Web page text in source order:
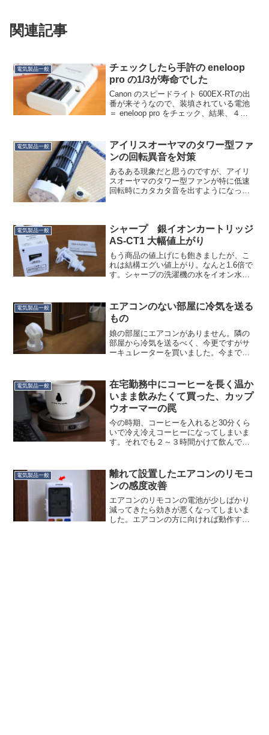
関連記事
電気製品一般
チェックしたら手許の eneloop
pro の1/3が寿命でした
Canon のスピードライト 600EX-RTの出
番が来そうなので、装填されている電池
＝ eneloop pro をチェック、結果、４本
命を迎える頃か…と...
電気製品一般
アイリスオーヤマのタワー型ファ
ンの回転異音を対策
あるある現象だと思うのですが、アイリ
スオーヤマのタワー型ファンが特に低速
回転時にカタカタ音を出すようになった
が、ゴムブッシュであるだけ...
電気製品一般
シャープ 銀イオンカートリッジ
AS-CT1 大幅値上がり
もう商品の値上げにも飽きましたが、こ
れは結構エグい値上がり。なんと1.6倍で
す。シャープの洗濯機の水をイオン水に
が…。昨年４月→3,140円今年７月
→5,030円（160%...
電気製品一般
エアコンのない部屋に冷気を送る
もの
娘の部屋にエアコンがありません。隣の
部屋から冷気を送るべく、今更ですがサ
ーキュレーターを買いました。今まで扇
う１台扇風機を…いやしかし４人住みの
家で扇風機６台は異常だろ...
電気製品一般
在宅勤務中にコーヒーを長く温か
いまま飲みたくて買った、カップ
ウオーマーの罠
今の時期、コーヒーを入れると30分くら
いで冷え冷えコーヒーになってしまいま
す。それでも２～３時間かけて飲んでし
ーマーを買いました。妻には「また電気
で何でも解決する」と言...
電気製品一般
離れて設置したエアコンのリモコ
ンの感度改善
エアコンのリモコンの電池が少しばかり
減ってきたら効きが悪くなってしまいま
した。エアコンの方に向ければ動作する